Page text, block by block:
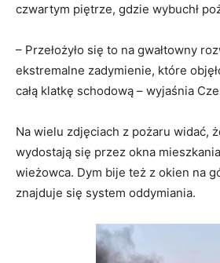
czwartym piętrze, gdzie wybuchł
– Przełożyło się to na gwałtowny
ekstremalne zadymienie, które
całą klatkę schodową – wyjaśnia
Na wielu zdjęciach z pożaru widać,
wydostają się przez okna
wieżowca. Dym bije też z okien na
znajduje się system oddymiania.